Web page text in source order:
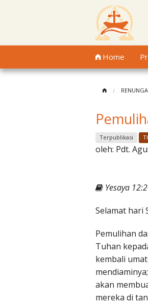
Home
Terpublikasi
oleh: Pdt.
Yesaya
Selamat hari
Pemulihan
Tuhan
kembali
akan
mereka di